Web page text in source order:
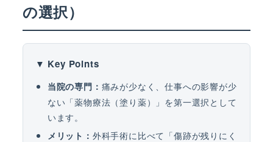
の選択）
▼ Key Points
当院の専門： 痛みが少なく、仕事への影響が少
ない「薬物療法（塗り薬）」を第一選択として
います。
メリット： 外科手術に比べて「傷跡が残りにく